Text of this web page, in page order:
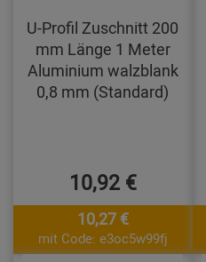
U-Profil Zuschnitt 200
mm Länge 1 Meter
Aluminium walzblank
0,8 mm (Standard)
10,92 €
10,27 €
mit Code: e3oc5w99fj